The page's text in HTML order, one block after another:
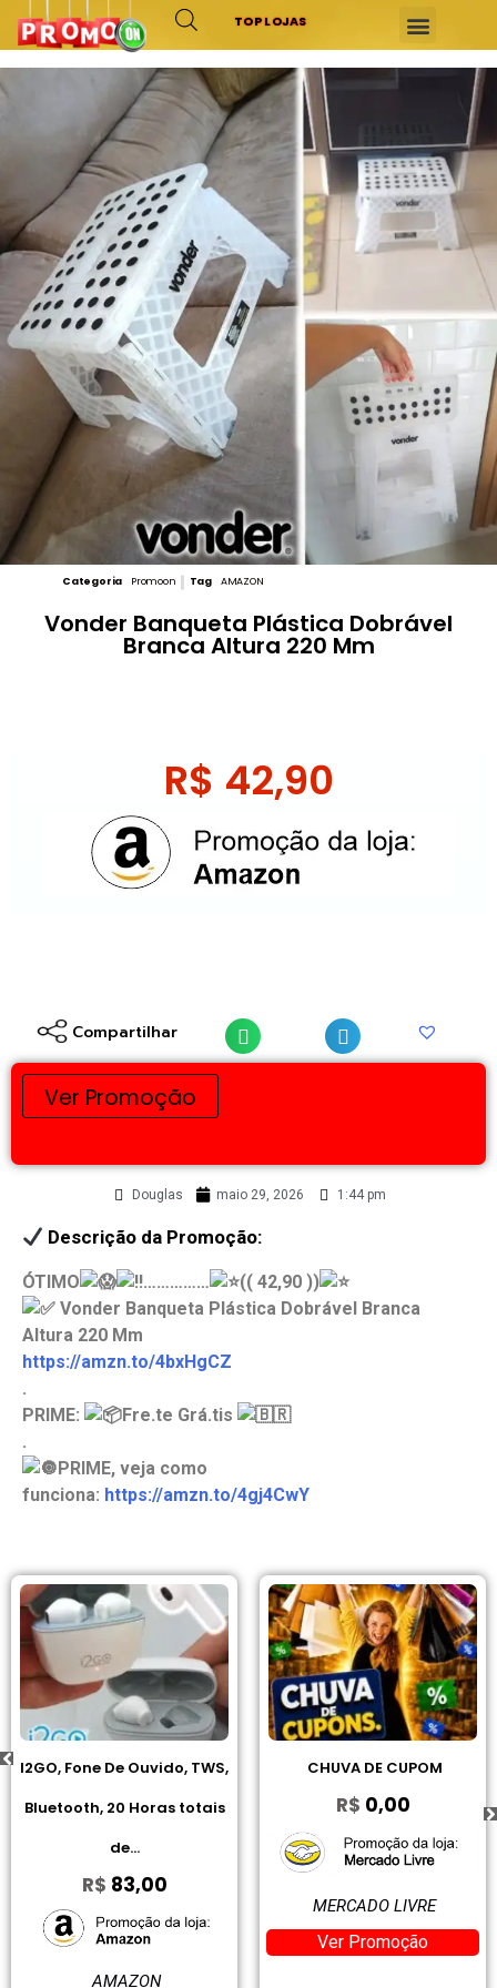
TOP LOJAS
Categoria Promoon Tag AMAZON
Vonder Banqueta Plástica Dobrável
Branca Altura 220 Mm
R$ 42,90
Compartilhar
Ver Promoção
Douglas maio 29, 2026 1:44 pm
Descrição da Promoção:
ÓTIMO ……………
(( 42,90 ))
Vonder Banqueta Plástica Dobrável Branca
Altura 220 Mm
https://amzn.to/4bxHgCZ
.
PRIME:
Fre.te Grá.tis
.
PRIME, veja como
funciona: https://amzn.to/4gj4CwY
I2GO, Fone De Ouvido, TWS,
Bluetooth, 20 Horas totais
de...
R$ 83,00
AMAZON
CHUVA DE CUPOM
R$ 0,00
Ver Promoção
MERCADO LIVRE